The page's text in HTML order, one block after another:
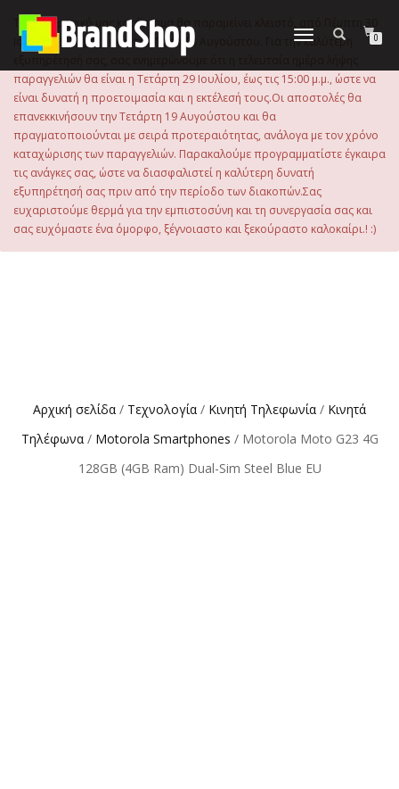
περιεχόμενο
Εναλλαγή
0
Το ηλεκτρονικό μας κατάστημα θα παραμείνει κλειστό, από Πέμπτη 30
Ιουλίου 2026 μέχρι και την Τρίτη 18 Αυγούστου. Για την καλύτερη
εξυπηρέτησή σας, σας ενημερώνουμε ότι η τελευταία ημέρα λήψης
παραγγελιών θα είναι η Τετάρτη 29 Ιουλίου, έως τις 15:00 μ.μ., ώστε να
είναι δυνατή η προετοιμασία και η εκτέλεσή τους.Οι αποστολές θα
επανεκκινήσουν την Τετάρτη 19 Αυγούστου και θα
πραγματοποιούνται με σειρά προτεραιότητας, ανάλογα με τον χρόνο
καταχώρισης των παραγγελιών. Παρακαλούμε προγραμματίστε έγκαιρα
τις ανάγκες σας, ώστε να διασφαλιστεί η καλύτερη δυνατή
εξυπηρέτησή σας πριν από την περίοδο των διακοπών.Σας
ευχαριστούμε θερμά για την εμπιστοσύνη και τη συνεργασία σας και
σας ευχόμαστε ένα όμορφο, ξέγνοιαστο και ξεκούραστο καλοκαίρι.! :)
Αρχική σελίδα / Τεχνολογία / Κινητή Τηλεφωνία / Κινητά
Τηλέφωνα/ Motorola Smartphones / Motorola Moto G23 4G
128GB (4GB Ram) Dual-Sim Steel Blue EU